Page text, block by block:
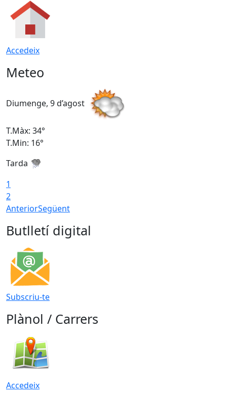
Accedeix
Meteo
Diumenge, 9 d’agost
T.Màx: 34°
T.Min: 16°
Tarda
1
2
AnteriorSegüent
Butlletí digital
Subscriu-te
Plànol / Carrers
Accedeix